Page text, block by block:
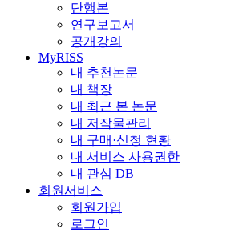
단행본
연구보고서
공개강의
MyRISS
내 추천논문
내 책장
내 최근 본 논문
내 저작물관리
내 구매·신청 현황
내 서비스 사용권한
내 관심 DB
회원서비스
회원가입
로그인